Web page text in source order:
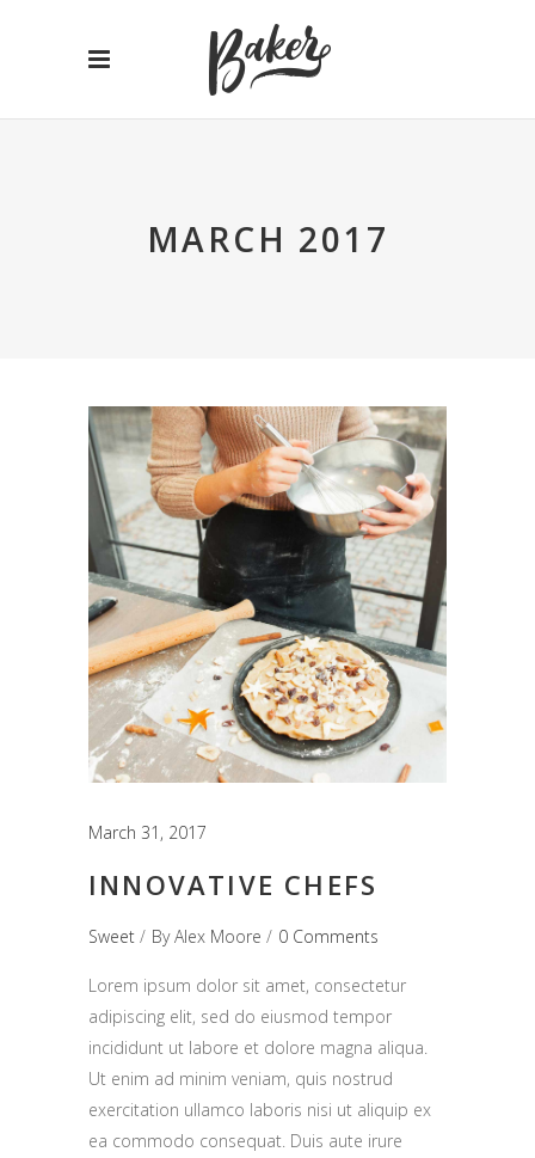
MARCH 2017
March 31, 2017
INNOVATIVE CHEFS
Sweet ByAlex Moore 0 Comments
Lorem ipsum dolor sit amet, consectetur
adipiscing elit, sed do eiusmod tempor
incididunt ut labore et dolore magna aliqua.
Ut enim ad minim veniam, quis nostrud
exercitation ullamco laboris nisi ut aliquip ex
ea commodo consequat. Duis aute irure